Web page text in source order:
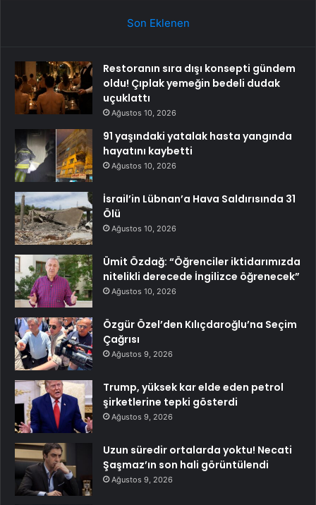
Son Eklenen
Restoranın sıra dışı konsepti gündem
oldu! Çıplak yemeğin bedeli dudak
uçuklattı
Ağustos 10, 2026
91 yaşındaki yatalak hasta yangında
hayatını kaybetti
Ağustos 10, 2026
İsrail’in Lübnan’a Hava Saldırısında 31
Ölü
Ağustos 10, 2026
Ümit Özdağ: “Öğrenciler iktidarımızda
nitelikli derecede İngilizce öğrenecek”
Ağustos 10, 2026
Özgür Özel’den Kılıçdaroğlu’na Seçim
Çağrısı
Ağustos 9, 2026
Trump, yüksek kar elde eden petrol
şirketlerine tepki gösterdi
Ağustos 9, 2026
Uzun süredir ortalarda yoktu! Necati
Şaşmaz’ın son hali görüntülendi
Ağustos 9, 2026